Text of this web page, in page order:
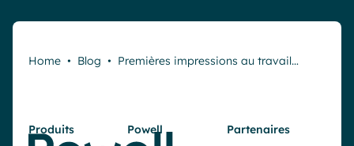
Home • Blog • Premières impressions au travail…
Produits
Powell
Partenaires